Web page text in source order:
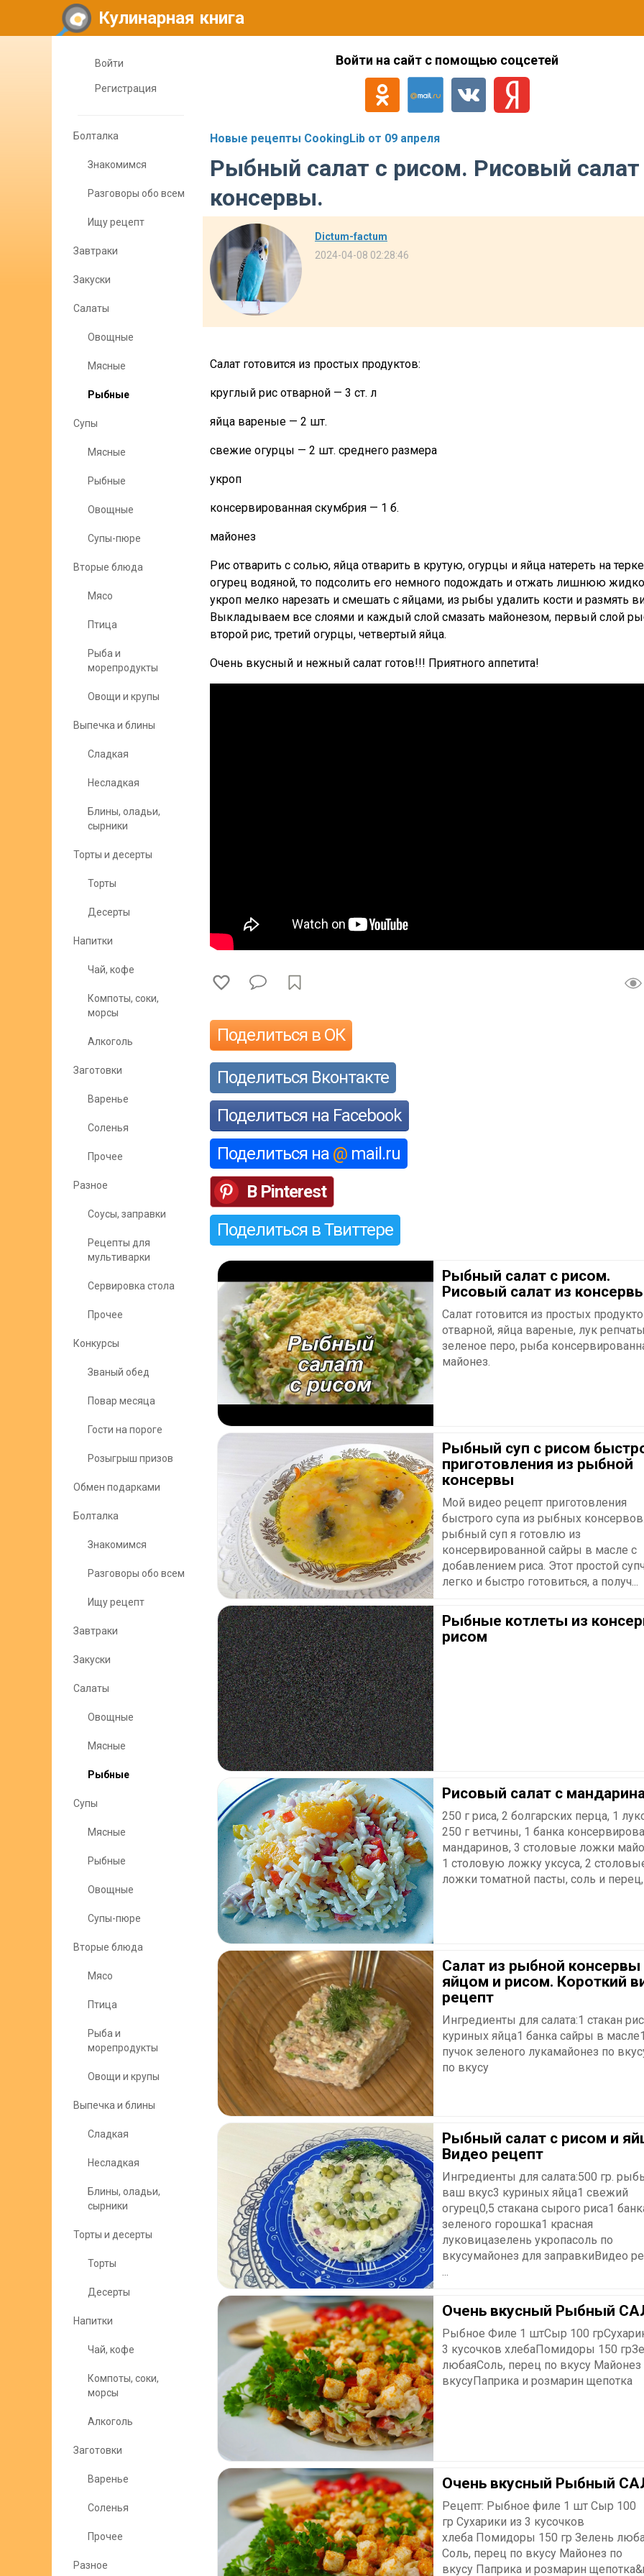
Кулинарная книга
Войти
Регистрация
Болталка
Знакомимся
Разговоры обо всем
Ищу рецепт
Завтраки
Закуски
Салаты
Овощные
Мясные
Рыбные
Супы
Мясные
Рыбные
Овощные
Супы-пюре
Вторые блюда
Мясо
Птица
Рыба и
морепродукты
Овощи и крупы
Выпечка и блины
Сладкая
Несладкая
Блины, оладьи,
сырники
Торты и десерты
Торты
Десерты
Напитки
Чай, кофе
Компоты, соки,
морсы
Алкоголь
Заготовки
Варенье
Соленья
Прочее
Разное
Соусы, заправки
Рецепты для
мультиварки
Сервировка стола
Прочее
Конкурсы
Званый обед
Повар месяца
Гости на пороге
Розыгрыш призов
Обмен подарками
Болталка
Знакомимся
Разговоры обо всем
Ищу рецепт
Завтраки
Закуски
Салаты
Овощные
Мясные
Рыбные
Супы
Мясные
Рыбные
Овощные
Супы-пюре
Вторые блюда
Мясо
Птица
Рыба и
морепродукты
Овощи и крупы
Выпечка и блины
Сладкая
Несладкая
Блины, оладьи,
сырники
Торты и десерты
Торты
Десерты
Напитки
Чай, кофе
Компоты, соки,
морсы
Алкоголь
Заготовки
Варенье
Соленья
Прочее
Разное
Войти на сайт с помощью соцсетей
Новые рецепты CookingLib от 09 апреля
Рыбный салат с рисом. Рисовый салат
консервы.
Dictum-factum
2024-04-08 02:28:46
Салат готовится из простых продуктов:
круглый рис отварной — 3 ст. л
яйца вареные — 2 шт.
свежие огурцы — 2 шт. среднего размера
укроп
консервированная скумбрия — 1 б.
майонез
Рис отварить с солью, яйца отварить в крутую, огурцы и яйца натереть на
огурец водяной, то подсолить его немного подождать и отжать лишнюю
укроп мелко нарезать и смешать с яйцами, из рыбы удалить кости и размять
Выкладываем все слоями и каждый слой смазать майонезом, первый слой
второй рис, третий огурцы, четвертый яйца.
Очень вкусный и нежный салат готов!!! Приятного аппетита!
Поделиться в ОК
Поделиться Вконтакте
Поделиться на Facebook
Поделиться на @ mail.ru
В Pinterest
Поделиться в Твиттере
Рыбный салат с рисом.
Рисовый салат из
Салат готовится из простых
отварной, яйца вареные, лук
зеленое перо, рыба
майонез.
Рыбный суп с рисом
приготовления из рыбной
консервы
Мой видео рецепт приготовления
быстрого супа из рыбных
рыбный суп я готовлю из
консервированной сайры в масле с
добавлением риса. Этот простой
легко и быстро готовиться, а получ...
Рыбные котлеты из
рисом
Рисовый салат с
250 г риса, 2 болгарских перца, 1
250 г ветчины, 1 банка
мандаринов, 3 столовые ложки
1 столовую ложку уксуса, 2
ложки томатной пасты, соль и перец,
Салат из рыбной консервы
яйцом и рисом. Короткий
рецепт
Ингредиенты для салата:1 стакан
куриных яйца1 банка сайры в
пучок зеленого лукамайонез по
по вкусу
Рыбный салат с рисом и
Видео рецепт
Ингредиенты для салата:500 гр.
ваш вкус3 куриных яйца1 свежий
огурец0,5 стакана сырого риса1
зеленого горошка1 красная
луковицазелень укропасоль по
вкусумайонез для заправкиВидео
...
Очень вкусный Рыбный
Рыбное Филе 1 штСыр 100
3 кусочков хлебаПомидоры 150
любаяСоль, перец по вкусу Майонез
вкусуПаприка и розмарин щепотка
Очень вкусный Рыбный
Рецепт: Рыбное филе 1 шт Сыр 100
гр Сухарики из 3 кусочков
хлеба Помидоры 150 гр Зелень
Соль, перец по вкусу Майонез по
вкусу Паприка и розмарин